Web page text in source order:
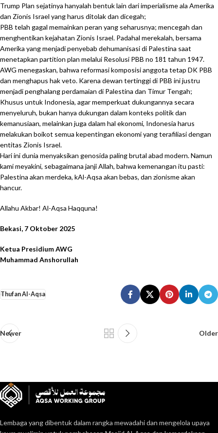
Trump Plan sejatinya hanyalah bentuk lain dari imperialisme ala Amerika
dan Zionis Israel yang harus ditolak dan dicegah;
PBB telah gagal memainkan peran yang seharusnya; mencegah dan
menghentikan kejahatan Zionis Israel. Padahal merekalah, bersama
Amerika yang menjadi penyebab dehumanisasi di Palestina saat
menetapkan partition plan melalui Resolusi PBB no 181 tahun 1947.
AWG menegaskan, bahwa reformasi komposisi anggota tetap DK PBB
dan menghapus hak veto. Karena dewan tertinggi di PBB ini justru
menjadi penghalang perdamaian di Palestina dan Timur Tengah;
Khusus untuk Indonesia, agar memperkuat dukungannya secara
menyeluruh, bukan hanya dukungan dalam konteks politik dan
kemanusiaan, melainkan juga dalam hal ekonomi, Indonesia harus
melakukan boikot semua kepentingan ekonomi yang terafiliasi dengan
entitas Zionis Israel.
Hari ini dunia menyaksikan genosida paling brutal abad modern. Namun
kami meyakini, sebagaimana janji Allah, bahwa kemenangan itu pasti:
Palestina akan merdeka, kAl-Aqsa akan bebas, dan zionisme akan
hancur.
Allahu Akbar! Al-Aqsa Haqquna!
Bekasi, 7 Oktober 2025
Ketua Presidium AWG
Muhammad Anshorullah
Thufan Al-Aqsa
Newer Older
Lembaga yang dibentuk dalam rangka mewadahi dan mengelola upaya